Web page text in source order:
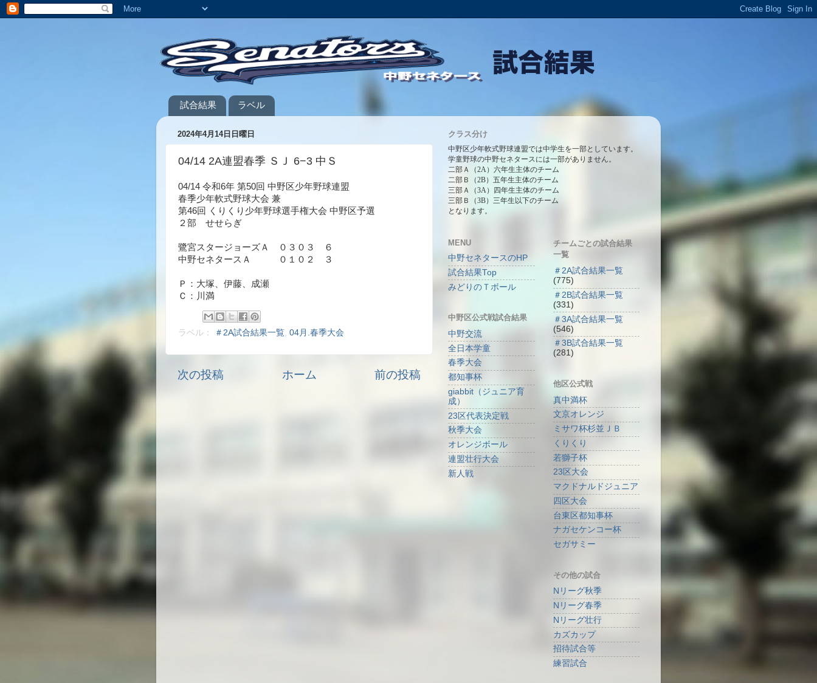
試合結果 ラベル
2024年4月14日日曜日
04/14 2A連盟春季 ＳＪ 6−3 中Ｓ
04/14 令和6年 第50回 中野区少年野球連盟
春季少年軟式野球大会 兼
第46回 くりくり少年野球選手権大会 中野区予選
２部 せせらぎ
鷺宮スタージョーズＡ ０３０３ ６
中野セネタースＡ ０１０２ ３
Ｐ：大塚、伊藤、成瀬
Ｃ：川満
ラベル： ＃2A試合結果一覧 04月.春季大会
次の投稿 前の投稿
ホーム
クラス分け
中野区少年軟式野球連盟では中学生を一部としています。
学童野球の中野セネタースには一部がありません。
二部Ａ（2A）六年生主体のチーム
二部Ｂ（2B）五年生主体のチーム
三部Ａ（3A）四年生主体のチーム
三部Ｂ（3B）三年生以下のチーム
となります。
MENU
中野セネタースのHP
試合結果Top
みどりのＴボール
中野区公式戦試合結果
中野交流
全日本学童
春季大会
都知事杯
giabbit（ジュニア育
成）
23区代表決定戦
秋季大会
オレンジボール
連盟壮行大会
新人戦
チームごとの試合結果
一覧
＃2A試合結果一覧
(775)
＃2B試合結果一覧
(331)
＃3A試合結果一覧
(546)
＃3B試合結果一覧
(281)
他区公式戦
真中満杯
文京オレンジ
ミサワ杯杉並ＪＢ
くりくり
若獅子杯
23区大会
マクドナルドジュニア
四区大会
台東区都知事杯
ナガセケンコー杯
セガサミー
その他の試合
Nリーグ秋季
Nリーグ春季
Nリーグ壮行
カズカップ
招待試合等
練習試合